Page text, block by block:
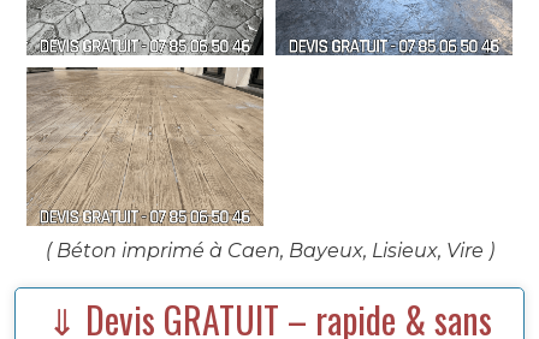
( Béton imprimé à Caen, Bayeux, Lisieux, Vire )
⇓ Devis GRATUIT – rapide & sans